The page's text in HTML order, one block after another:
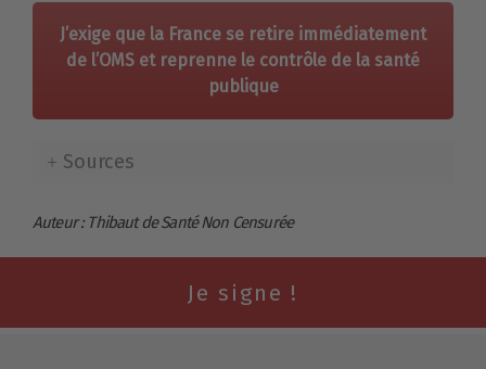
J’exige que la France se retire immédiatement
de l’OMS et reprenne le contrôle de la santé
publique
Sources
Auteur : Thibaut de Santé Non Censurée